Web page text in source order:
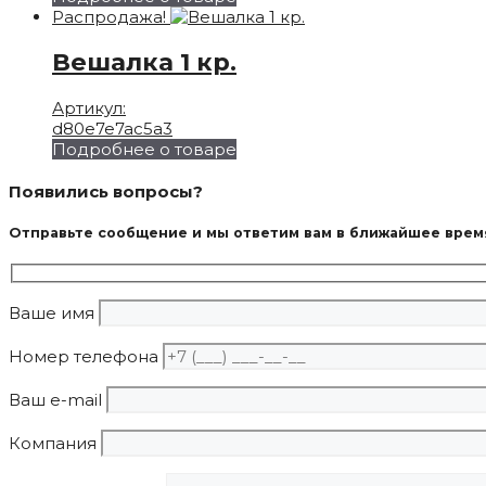
Распродажа!
Вешалка 1 кр.
Артикул:
d80e7e7ac5a3
Подробнее о товаре
Появились вопросы?
Отправьте сообщение и мы ответим вам в ближайшее
Ваше имя
Номер телефона
Ваш e-mail
Компания